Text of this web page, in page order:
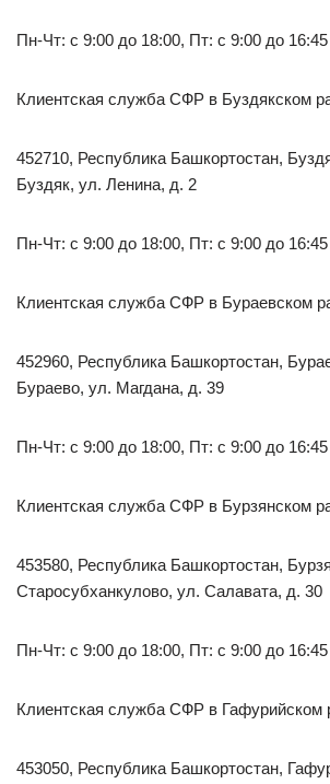
Пн-Чт: с 9:00 до 18:00, Пт: с 9:00 до 16:45
Клиентская служба СФР в Буздякском
452710, Республика Башкортостан,
Буздяк, ул. Ленина, д. 2
Пн-Чт: с 9:00 до 18:00, Пт: с 9:00 до 16:45
Клиентская служба СФР в Бураевском
452960, Республика Башкортостан,
Бураево, ул. Магдана, д. 39
Пн-Чт: с 9:00 до 18:00, Пт: с 9:00 до 16:45
Клиентская служба СФР в Бурзянском
453580, Республика Башкортостан,
Старосубханкулово, ул. Салавата, д. 30
Пн-Чт: с 9:00 до 18:00, Пт: с 9:00 до 16:45
Клиентская служба СФР в Гафурийском
453050, Республика Башкортостан,